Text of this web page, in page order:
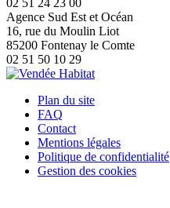
Agence Sud Est et Océan
16, rue du Moulin Liot
85200 Fontenay le Comte
02 51 50 10 29
Plan du site
FAQ
Contact
Mentions légales
Politique de confidentialité
Gestion des cookies